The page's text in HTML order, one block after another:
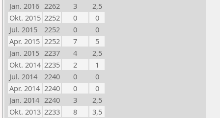
Jan. 2016 2262 3
2,5
Okt. 2015 2252 0
0
Jul. 2015
2252 0
0
Apr. 2015 2252 7
5
Jan. 2015 2237 4
2,5
Okt. 2014 2235 2
1
Jul. 2014
2240 0
0
Apr. 2014 2240 0
0
Jan. 2014 2240 3
2,5
Okt. 2013 2233 8
3,5